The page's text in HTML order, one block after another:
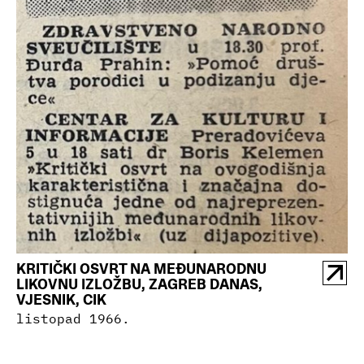
KRITIČKI OSVRT NA MEĐUNARODNU
LIKOVNU IZLOŽBU, ZAGREB DANAS,
VJESNIK, CIK
listopad 1966.